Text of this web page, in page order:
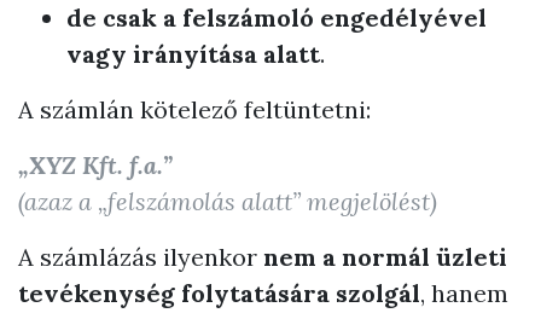
de csak a felszámoló engedélyével
vagy irányítása alatt.
A számlán kötelező feltüntetni:
„XYZ Kft. f.a.”
(azaz a „felszámolás alatt” megjelölést)
A számlázás ilyenkor nem a normál üzleti
tevékenység folytatására szolgál, hanem